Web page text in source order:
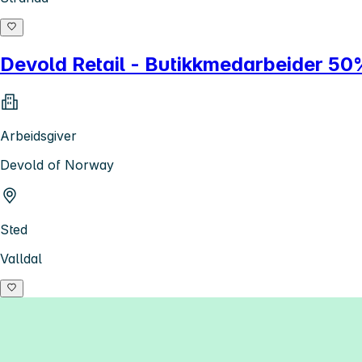
Devold Retail - Butikkmedarbeider
Arbeidsgiver
Devold of Norway
Sted
Valldal